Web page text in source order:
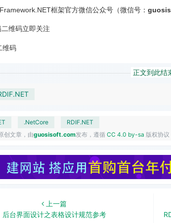
框架官方微信公众号（微信号：
维码立即关注
正文到此结
.NetCore
RDIF.NET
创文章，由guosisoft.com发布，遵循 CC 4.0 by-sa 版权协议
上一篇
后台界面设计之表格设计规范参考